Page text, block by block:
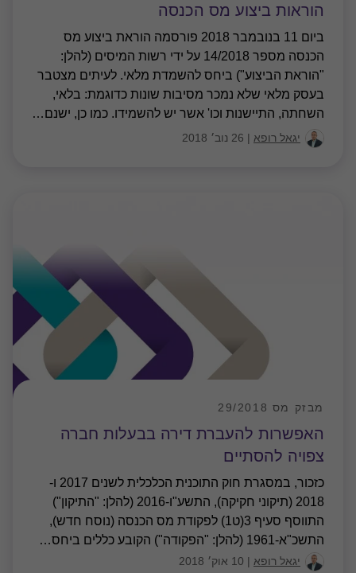
הוראות ביצוע מס הכנסה
ביום 11 בנובמבר 2018 פורסמה הוראת ביצוע מס
הכנסה מספר 14/2018 על ידי רשות המיסים (להלן:
"הוראת הביצוע") ביחס להשמדת מלאי. לעיתים מצטבר
בעסק מלאי שלא נמכר מסיבות שונות כדוגמת: בלאי,
השחתה, התיישנות וכו' אשר יש להשמידו. כמו כן, ישנם…
יגאל רופא | 26 נוב׳ 2018
האפשרות להעברת דירה בבעלות חברה
צפויה להסתיים
מבזק מס 29/2018
כזכור, במסגרת חוק התוכנית הכלכלית לשנים 2017 ו-
2018 (תיקוני חקיקה), התשע"ו-2016 (להלן: "התיקון")
התווסף סעיף 3(ט1) לפקודת מס הכנסה (נוסח חדש),
התשכ"א-1961 (להלן: "הפקודה") הקובע כללים ביחס
…
יגאל רופא | 10 אוק׳ 2018